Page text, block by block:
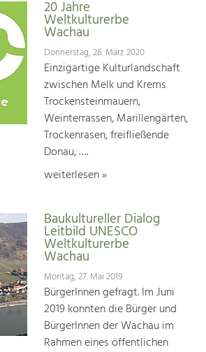
20 Jahre
Weltkulturerbe
Wachau
Donnerstag, 26. März 2020
Einzigartige Kulturlandschaft
zwischen Melk und Krems
Trockensteinmauern,
Weinterrassen, Marillengärten,
Trockenrasen, freifließende
Donau, ….
weiterlesen »
Baukultureller Dialog
Leitbild UNESCO
Weltkulturerbe
Wachau
Montag, 27. Mai 2019
BürgerInnen gefragt. Im Juni
2019 konnten die Bürger und
BürgerInnen der Wachau im
Rahmen eines öffentlichen